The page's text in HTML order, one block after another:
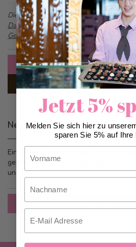
Dieses Formular ist durch reCAPTCHA
Datenschutzbestimmungenund
Geschäftsbedingungen
Anmelden
Passwort
Neue Kunden
Ein Konto zu erstellen hat viele
gehen, mehr als eine Adresse
und mehr.
Ein Konto
Jetzt 5%
Melden Sie sich hier zu
sparen Sie 5% auf Ihre
Nachname
Email